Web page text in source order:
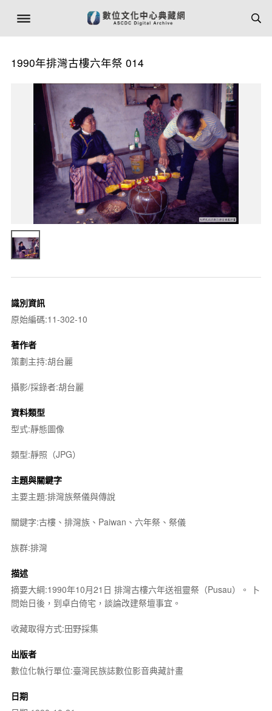
1990年排灣古樓六年祭 014
識別資訊
原始編碼:11-302-10
著作者
策劃主持:胡台麗
攝影/採錄者:胡台麗
資料類型
型式:靜態圖像
類型:靜照（JPG）
主題與關鍵字
主要主題:排灣族祭儀與傳說
關鍵字:古樓、排灣族、Paiwan、六年祭、祭儀
族群:排灣
描述
摘要大綱:1990年10月21日 排灣古樓六年送祖靈祭（Pusau）。 卜
問始日後，到卓白倚宅，談論改建祭壇事宜。
收藏取得方式:田野採集
出版者
數位化執行單位:臺灣民族誌數位影音典藏計畫
日期